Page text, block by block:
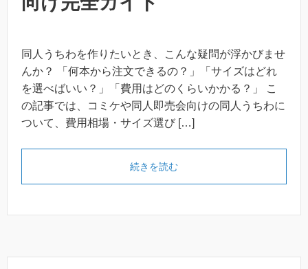
同人うちわを作りたいとき、こんな疑問が浮かびませ
んか？ 「何本から注文できるの？」「サイズはどれ
を選べばいい？」「費用はどのくらいかかる？」 こ
の記事では、コミケや同人即売会向けの同人うちわに
ついて、費用相場・サイズ選び […]
続きを読む「同人うちわの費用相場・サ